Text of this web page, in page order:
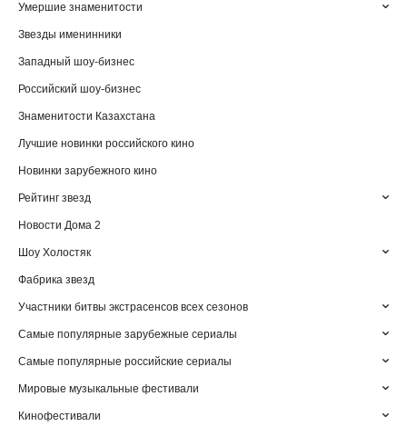
Умершие знаменитости
Звезды именинники
Западный шоу-бизнес
Российский шоу-бизнес
Знаменитости Казахстана
Лучшие новинки российского кино
Новинки зарубежного кино
Рейтинг звезд
Новости Дома 2
Шоу Холостяк
Фабрика звезд
Участники битвы экстрасенсов всех сезонов
Самые популярные зарубежные сериалы
Самые популярные российские сериалы
Мировые музыкальные фестивали
Кинофестивали